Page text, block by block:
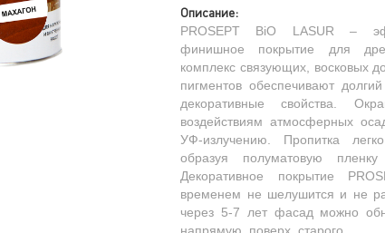
Описание:
PROSEPT BiO LASUR –
финишное покрытие для
комплекс связующих, восковых
пигментов обеспечивают
декоративные свойства.
воздействиям атмосферных
УФ-излучению. Пропитка
образуя полуматовую
Декоративное покрытие
временем не шелушится и не
через 5-7 лет фасад можно